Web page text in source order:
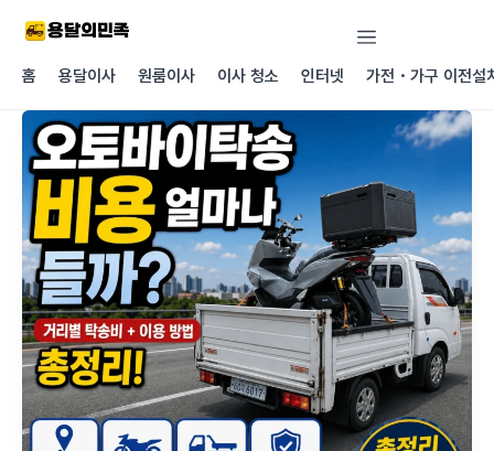
건너뛰기
홈
용달이사 원룸이사 이사 청소 인터넷 가전・가구 이전설